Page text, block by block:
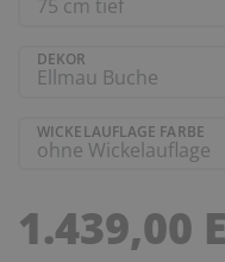
DEKOR
WICKELAUFLAGE FARBE
1.439,00